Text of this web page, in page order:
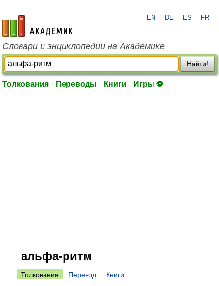
academic.ru
EN DE ES FR
Словари и энциклопедии на Академике
Найти!
Толкования Переводы Книги Игры ⚽
альфа-ритм
Толкование Перевод Книги